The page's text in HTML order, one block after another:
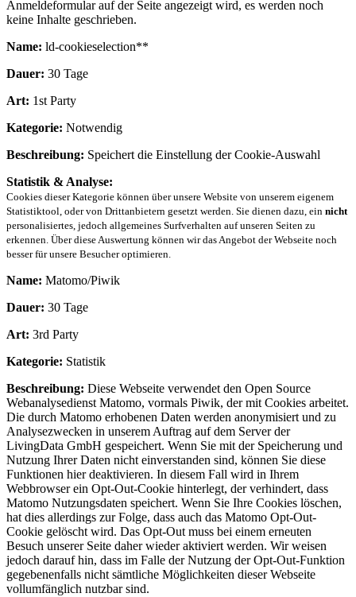
Anmeldeformular auf der Seite angezeigt wird, es werden noch
keine Inhalte geschrieben.
Name: ld-cookieselection**
Dauer: 30 Tage
Art: 1st Party
Kategorie: Notwendig
Beschreibung: Speichert die Einstellung der Cookie-Auswahl
Statistik & Analyse:
Cookies dieser Kategorie können über unsere Website von unserem eigenem
Statistiktool, oder von Drittanbietern gesetzt werden. Sie dienen dazu, ein nicht
personalisiertes, jedoch allgemeines Surfverhalten auf unseren Seiten zu
erkennen. Über diese Auswertung können wir das Angebot der Webseite noch
besser für unsere Besucher optimieren.
Name: Matomo/Piwik
Dauer: 30 Tage
Art: 3rd Party
Kategorie: Statistik
Beschreibung: Diese Webseite verwendet den Open Source
Webanalysedienst Matomo, vormals Piwik, der mit Cookies arbeitet.
Die durch Matomo erhobenen Daten werden anonymisiert und zu
Analysezwecken in unserem Auftrag auf dem Server der
LivingData GmbH gespeichert. Wenn Sie mit der Speicherung und
Nutzung Ihrer Daten nicht einverstanden sind, können Sie diese
Funktionen hier deaktivieren. In diesem Fall wird in Ihrem
Webbrowser ein Opt-Out-Cookie hinterlegt, der verhindert, dass
Matomo Nutzungsdaten speichert. Wenn Sie Ihre Cookies löschen,
hat dies allerdings zur Folge, dass auch das Matomo Opt-Out-
Cookie gelöscht wird. Das Opt-Out muss bei einem erneuten
Besuch unserer Seite daher wieder aktiviert werden. Wir weisen
jedoch darauf hin, dass im Falle der Nutzung der Opt-Out-Funktion
gegebenenfalls nicht sämtliche Möglichkeiten dieser Webseite
vollumfänglich nutzbar sind.